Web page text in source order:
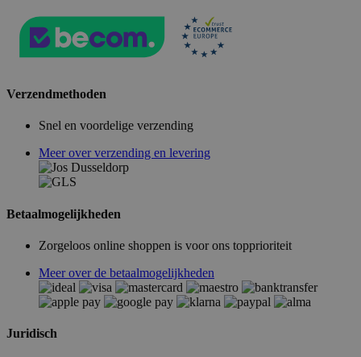
Verzendmethoden
Snel en voordelige verzending
Meer over verzending en levering
Betaalmogelijkheden
Zorgeloos online shoppen is voor ons topprioriteit
Meer over de betaalmogelijkheden
Juridisch